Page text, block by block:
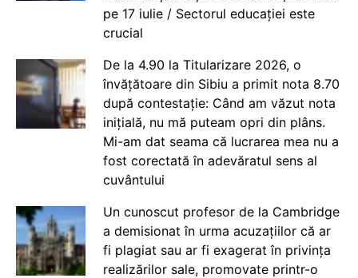
pe 17 iulie / Sectorul educației este
crucial
De la 4.90 la Titularizare 2026, o
învățătoare din Sibiu a primit nota 8.70
după contestație: Când am văzut nota
inițială, nu mă puteam opri din plâns.
Mi-am dat seama că lucrarea mea nu a
fost corectată în adevăratul sens al
cuvântului
Un cunoscut profesor de la Cambridge
a demisionat în urma acuzațiilor că ar
fi plagiat sau ar fi exagerat în privința
realizărilor sale, promovate printr-o